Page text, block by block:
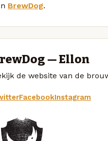
BrewDog.
— Ellon
de website van de
FacebookInstagram